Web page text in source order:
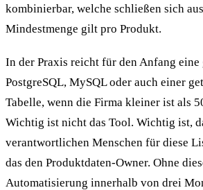
kombinierbar, welche schließen sich
Mindestmenge gilt pro Produkt.
In der Praxis reicht für den Anfang
PostgreSQL, MySQL oder auch einer
Tabelle, wenn die Firma kleiner ist als
Wichtig ist nicht das Tool. Wichtig ist,
verantwortlichen Menschen für diese
das den Produktdaten-Owner. Ohne
Automatisierung innerhalb von drei